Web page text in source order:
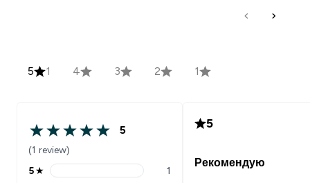
5 1 4 3 2 1
5
(1 review)
5★
1
5
Рекомендую